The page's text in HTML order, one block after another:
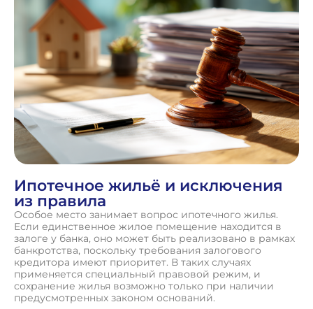
Ипотечное жильё и исключения
из правила
Особое место занимает вопрос ипотечного жилья.
Если единственное жилое помещение находится в
залоге у банка, оно может быть реализовано в рамках
банкротства, поскольку требования залогового
кредитора имеют приоритет. В таких случаях
применяется специальный правовой режим, и
сохранение жилья возможно только при наличии
предусмотренных законом оснований.